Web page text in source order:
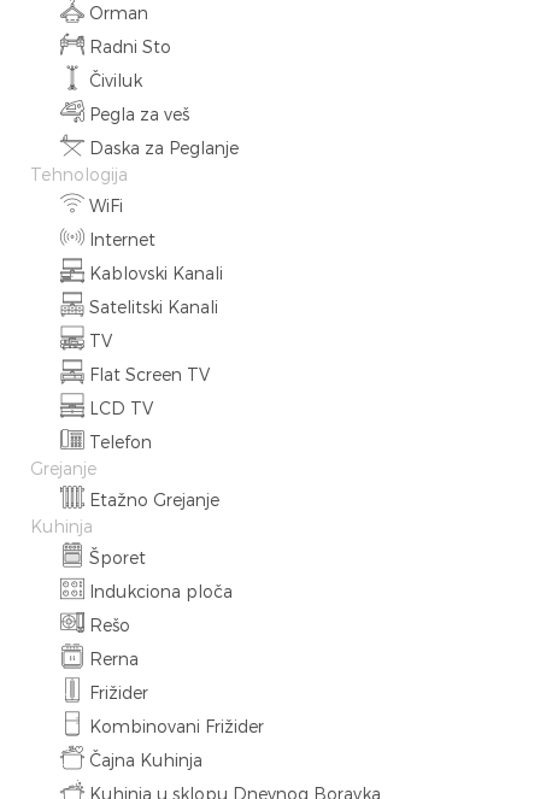
Orman
Radni Sto
Čiviluk
Pegla za veš
Daska za Peglanje
Tehnologija
WiFi
Internet
Kablovski Kanali
Satelitski Kanali
TV
Flat Screen TV
LCD TV
Telefon
Grejanje
Etažno Grejanje
Kuhinja
Šporet
Indukciona ploča
Rešo
Rerna
Frižider
Kombinovani Frižider
Čajna Kuhinja
Kuhinja u sklopu Dnevnog Boravka